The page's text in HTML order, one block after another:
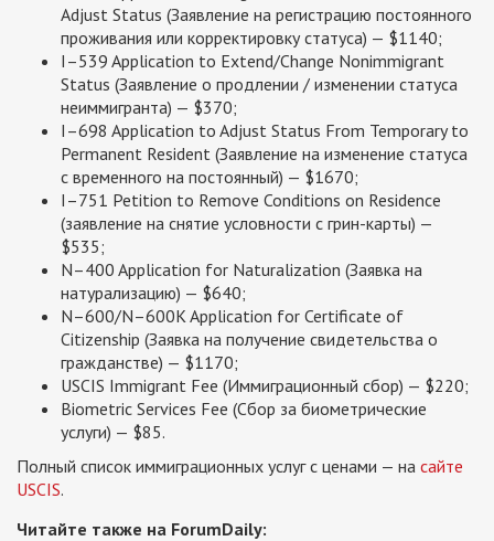
Adjust Status (Заявление на регистрацию постоянного
проживания или корректировку статуса) — $1140;
I–539 Application to Extend/Change Nonimmigrant
Status (Заявление о продлении / изменении статуса
неиммигранта) — $370;
I–698 Application to Adjust Status From Temporary to
Permanent Resident (Заявление на изменение статуса
с временного на постоянный) — $1670;
I–751 Petition to Remove Conditions on Residence
(заявление на снятие условности с грин-карты) —
$535;
N–400 Application for Naturalization (Заявка на
натурализацию) — $640;
N–600/N–600K Application for Certificate of
Citizenship (Заявка на получение свидетельства о
гражданстве) — $1170;
USCIS Immigrant Fee (Иммиграционный сбор) — $220;
Biometric Services Fee (Сбор за биометрические
услуги) — $85.
Полный список иммиграционных услуг с ценами — на сайте
USCIS.
Читайте также на ForumDaily: